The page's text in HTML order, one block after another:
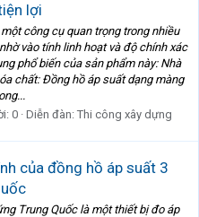
lợi
công cụ quan trọng trong nhiều
vào tính linh hoạt và độ chính xác
phổ biến của sản phẩm này: Nhà
chất: Đồng hồ áp suất dạng màng
0 Diễn đàn: Thi công xây dựng
của đồng hồ áp suất 3
Trung Quốc là một thiết bị đo áp